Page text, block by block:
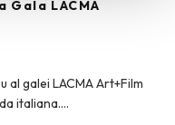
LACMA
galei LACMA Art+Film
italiana....